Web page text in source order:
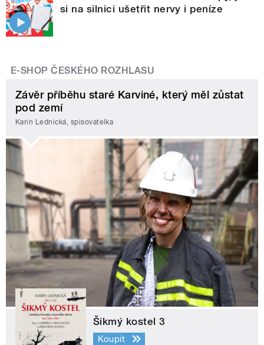
si na silnici ušetřit nervy i peníze
E-SHOP ČESKÉHO ROZHLASU
Závěr příběhu staré Karviné, který měl zůstat
pod zemí
Karin Lednická, spisovatelka
Šikmý kostel 3
Koupit